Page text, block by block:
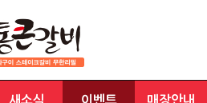
새소식 이벤트 매장안내